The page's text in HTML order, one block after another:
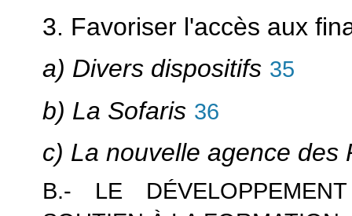
3. Favoriser l'accès aux
a) Divers dispositifs 35
b) La Sofaris 36
c) La nouvelle agence des
B.- LE